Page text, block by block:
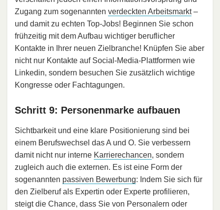
Zugang zum sogenannten verdeckten Arbeitsmarkt–
und damit zu echten Top-Jobs! Beginnen Sie schon
frühzeitig mit dem Aufbau wichtiger beruflicher
Kontakte in Ihrer neuen Zielbranche! Knüpfen Sie aber
nicht nur Kontakte auf Social-Media-Plattformen wie
Linkedin, sondern besuchen Sie zusätzlich wichtige
Kongresse oder Fachtagungen.
Schritt 9: Personenmarke aufbauen
Sichtbarkeit und eine klare Positionierung sind bei
einem Berufswechsel das A und O. Sie verbessern
damit nicht nur interne Karrierechancen, sondern
zugleich auch die externen. Es ist eine Form der
sogenannten passiven Bewerbung: Indem Sie sich für
den Zielberuf als Expertin oder Experte profilieren,
steigt die Chance, dass Sie von Personalern oder